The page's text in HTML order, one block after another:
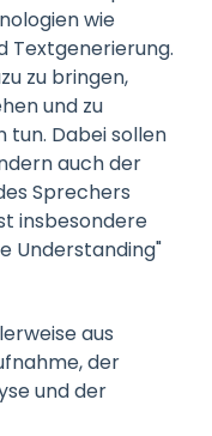
wie
Textgenerierung.
zu bringen,
und zu
tun. Dabei sollen
auch der
Sprechers
insbesondere
Understanding"
aus
der
und der